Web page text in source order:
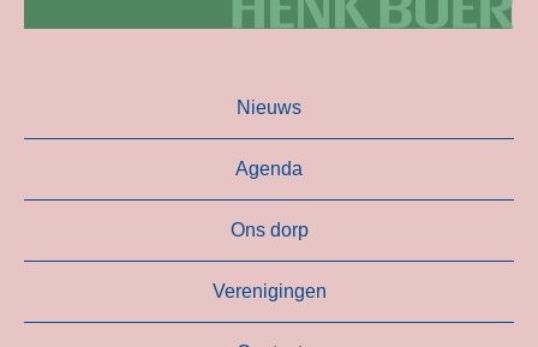
Nieuws
Agenda
Ons dorp
Verenigingen